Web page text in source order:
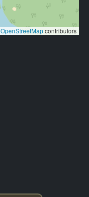
OpenStreetMapcontributors